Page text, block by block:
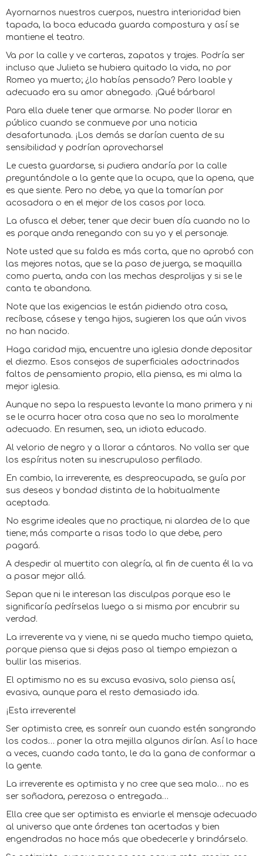
Ayornarnos nuestros cuerpos, nuestra interioridad bien
tapada, la boca educada guarda compostura y así se
mantiene el teatro.
Va por la calle y ve carteras, zapatos y trajes. Podría ser
incluso que Julieta se hubiera quitado la vida, no por
Romeo ya muerto; ¿lo habías pensado? Pero loable y
adecuado era su amor abnegado. ¡Qué bárbaro!
Para ella duele tener que armarse. No poder llorar en
público cuando se conmueve por una noticia
desafortunada. ¡Los demás se darían cuenta de su
sensibilidad y podrían aprovecharse!
Le cuesta guardarse, si pudiera andaría por la calle
preguntándole a la gente que la ocupa, que la apena, que
es que siente. Pero no debe, ya que la tomarían por
acosadora o en el mejor de los casos por loca.
La ofusca el deber, tener que decir buen día cuando no lo
es porque anda renegando con su yo y el personaje.
Note usted que su falda es más corta, que no aprobó con
las mejores notas, que se la paso de juerga, se maquilla
como puerta, anda con las mechas desprolijas y si se le
canta te abandona.
Note que las exigencias le están pidiendo otra cosa,
recíbase, cásese y tenga hijos, sugieren los que aún vivos
no han nacido.
Haga caridad mija, encuentre una iglesia donde depositar
el diezmo. Esos consejos de superficiales adoctrinados
faltos de pensamiento propio, ella piensa, es mi alma la
mejor iglesia.
Aunque no sepa la respuesta levante la mano primera y ni
se le ocurra hacer otra cosa que no sea lo moralmente
adecuado. En resumen, sea, un idiota educado.
Al velorio de negro y a llorar a cántaros. No valla ser que
los espíritus noten su inescrupuloso perfilado.
En cambio, la irreverente, es despreocupada, se guía por
sus deseos y bondad distinta de la habitualmente
aceptada.
No esgrime ideales que no practique, ni alardea de lo que
tiene; más comparte a risas todo lo que debe, pero
pagará.
A despedir al muertito con alegría, al fin de cuenta él la va
a pasar mejor allá.
Sepan que ni le interesan las disculpas porque eso le
significaría pedírselas luego a si misma por encubrir su
verdad.
La irreverente va y viene, ni se queda mucho tiempo quieta,
porque piensa que si dejas paso al tiempo empiezan a
bullir las miserias.
El optimismo no es su excusa evasiva, solo piensa así,
evasiva, aunque para el resto demasiado ida.
¡Esta irreverente!
Ser optimista cree, es sonreír aun cuando estén sangrando
los codos… poner la otra mejilla algunos dirían. Así lo hace
a veces, cuando cada tanto, le da la gana de conformar a
la gente.
La irreverente es optimista y no cree que sea malo… no es
ser soñadora, perezosa o entregada…
Ella cree que ser optimista es enviarle el mensaje adecuado
al universo que ante órdenes tan acertadas y bien
engendradas no hace más que obedecerle y brindárselo.